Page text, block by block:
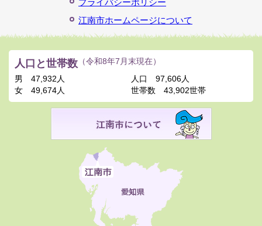
プライバシーポリシー
江南市ホームページについて
人口と世帯数 （令和8年7月末現在）
男
47,932人
女
49,674人
人口
97,606人
世帯数
43,902世帯